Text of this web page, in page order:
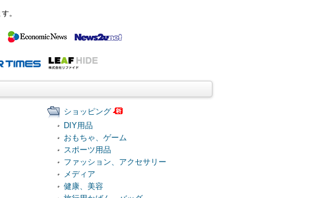
。
ショッピング
DIY用品
おもちゃ、ゲーム
スポーツ用品
ファッション、アクセサリー
メディア
健康、美容